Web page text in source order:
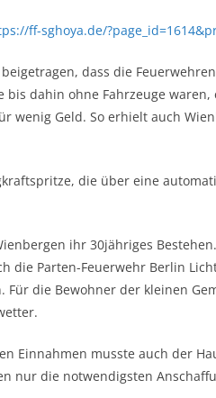
ff-sghoya.de/
dass die
dahin ohne Fahrzeuge
wenig Geld. So erhielt auch
die über eine
ihr 30jähriges
die Parten-Feuerwehr Berlin
die Bewohner der kleinen
Einnahmen musste auch der
nur die notwendigsten